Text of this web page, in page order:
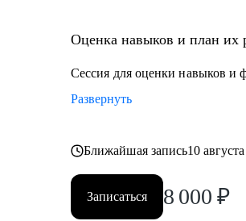
• IT-лидам, кто недавно стал
• Тестировщикам, аналитикам,
Оценка навыков и план их
Сессия для оценки навыков и
Развернуть
Ближайшая запись10
Записаться 8 000 ₽